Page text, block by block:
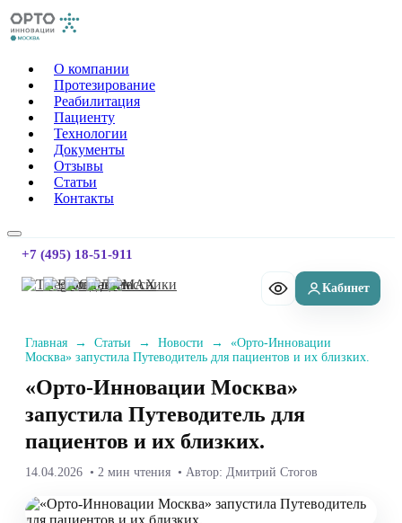
Орто-Инновации Москва
О компании
Протезирование
Реабилитация
Пациенту
Технологии
Документы
Отзывы
Статьи
Контакты
+7 (495) 18-51-911
Главная → Статьи → Новости → «Орто-Инновации
Москва» запустила Путеводитель для пациентов и их близких.
«Орто-Инновации Москва»
запустила Путеводитель для
пациентов и их близких.
14.04.2026 • 2 мин чтения • Автор: Дмитрий Стогов